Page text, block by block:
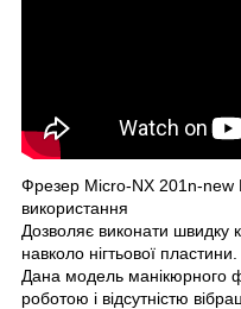
Фрезер Micro-NX 201n-new
використання
Дозволяє виконати швидку
навколо нігтьової пластини.
Дана модель манікюрного
роботою і відсутністю